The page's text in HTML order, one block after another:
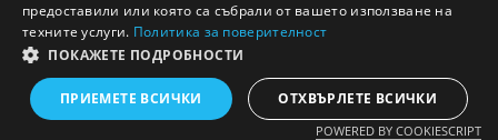
Английско - Български речник © Ezikov.com
Условия
Контакти Панел
предоставили или която са събрали от вашето използване на
техните услуги. Политика за поверителност
ПОКАЖЕТЕ ПОДРОБНОСТИ
ПРИЕМЕТЕ ВСИЧКИ ОТХВЪРЛЕТЕ ВСИЧКИ
POWERED BY COOKIESCRIPT